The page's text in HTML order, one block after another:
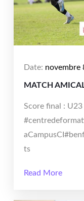
Date: novembre
MATCH
Score final : U23
ts
Read More